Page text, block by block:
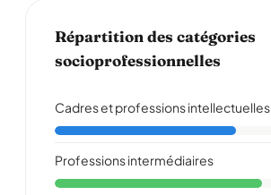
Répartition des catégories
socioprofessionnelles
Cadres et professions intellectuelles
Professions intermédiaires